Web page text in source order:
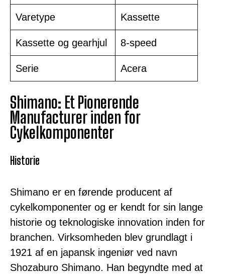
Varetype Kassette
Kassette og gearhjul 8-speed
Serie Acera
Shimano: Et Pionerende
Manufacturer inden for
Cykelkomponenter
Historie
Shimano er en førende producent af
cykelkomponenter og er kendt for sin lange
historie og teknologiske innovation inden for
branchen. Virksomheden blev grundlagt i
1921 af en japansk ingeniør ved navn
Shozaburo Shimano. Han begyndte med at